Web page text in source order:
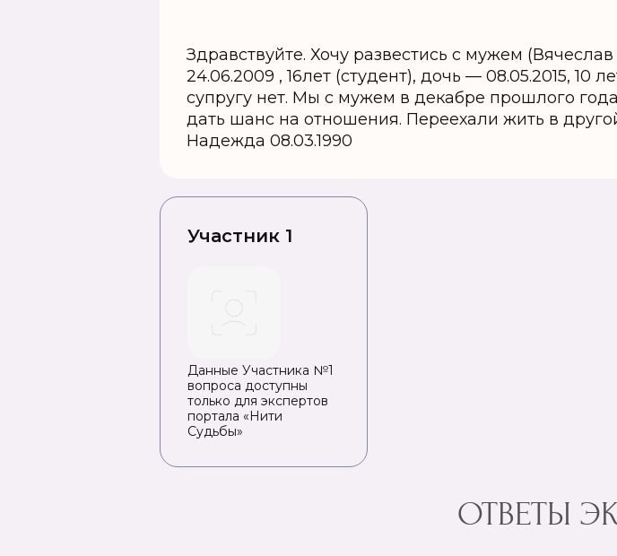
Здравствуйте. Хочу развестись с мужем
24.06.2009 , 16лет (студент), дочь — 08.05.2015,
супругу нет. Мы с мужем в декабре прошлого
дать шанс на отношения. Переехали жить в
Надежда 08.03.1990
Участник 1
Данные Участника №1
вопроса доступны
только для экспертов
портала «Нити
Судьбы»
ОТВЕТЫ